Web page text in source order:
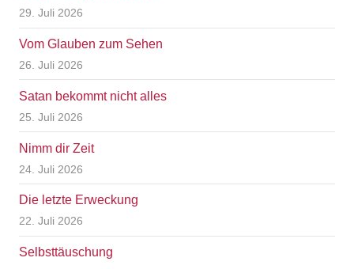
29. Juli 2026
Vom Glauben zum Sehen
26. Juli 2026
Satan bekommt nicht alles
25. Juli 2026
Nimm dir Zeit
24. Juli 2026
Die letzte Erweckung
22. Juli 2026
Selbsttäuschung